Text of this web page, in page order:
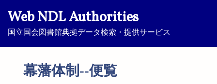
Web NDL Authorities
国立国会図書館典拠データ検索・提供サービス
幕藩体制--便覧